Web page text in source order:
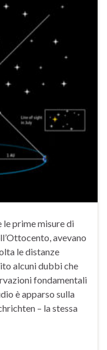
le prime misure di
avevano
le distanze
alcuni dubbi che
fondamentali
è apparso sulla
– la stessa